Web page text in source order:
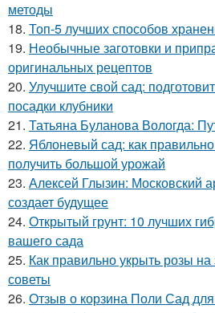
методы
18. Топ-5 лучших способов
19. Необычные заготовки и
оригинальных рецептов
20. Улучшите свой сад:
посадки клубники
21. Татьяна Буланова Вологда:
22. Яблоневый сад: как
получить большой урожай
23. Алексей Глызин: Московский
создает будущее
24. Открытый грунт: 10 лучших
вашего сада
25. Как правильно укрыть розы на
советы
26. Отзыв о корзина Поли Сад